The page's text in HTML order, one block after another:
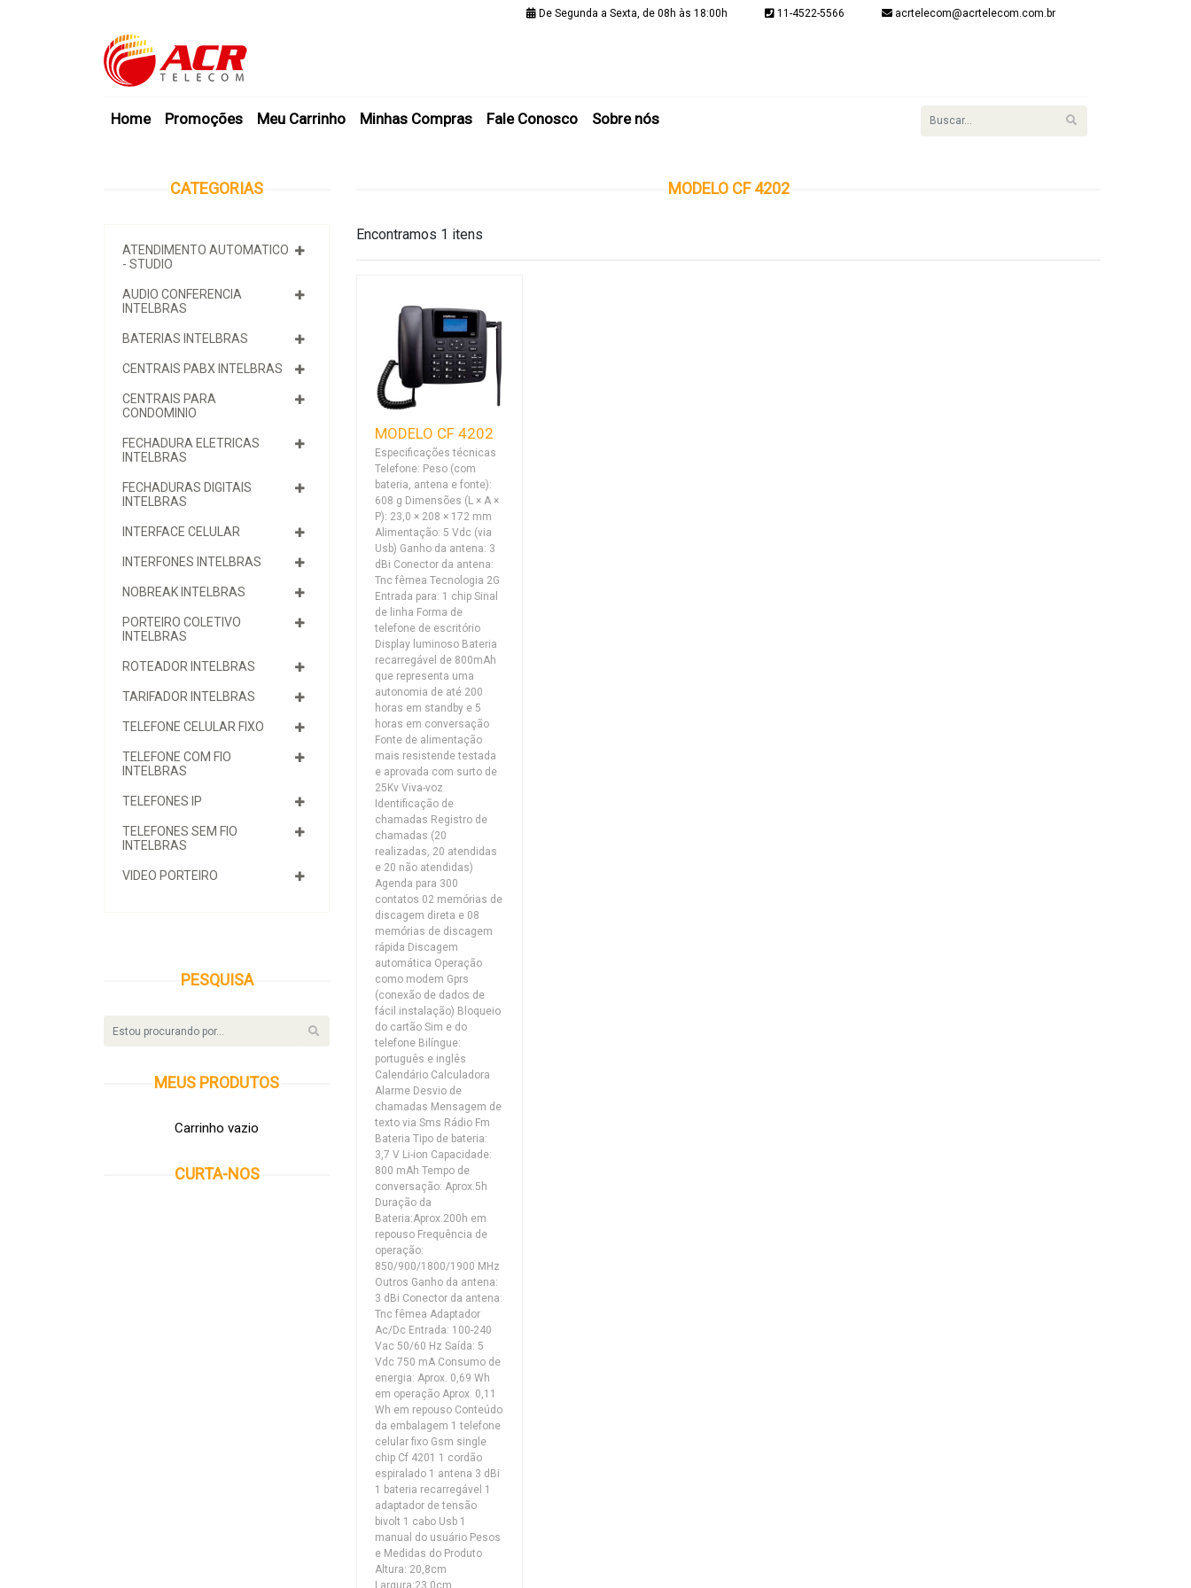
De Segunda a Sexta, de 08h às 18:00h 11-4522-5566 acrtelecom@acrtelecom.com.br
Home Promoções Meu Carrinho Minhas Compras Fale Conosco Sobre nós
CATEGORIAS
ATENDIMENTO AUTOMATICO
- STUDIO
AUDIO CONFERENCIA
INTELBRAS
BATERIAS INTELBRAS
CENTRAIS PABX INTELBRAS
CENTRAIS PARA
CONDOMINIO
FECHADURA ELETRICAS
INTELBRAS
FECHADURAS DIGITAIS
INTELBRAS
INTERFACE CELULAR
INTERFONES INTELBRAS
NOBREAK INTELBRAS
PORTEIRO COLETIVO
INTELBRAS
ROTEADOR INTELBRAS
TARIFADOR INTELBRAS
TELEFONE CELULAR FIXO
TELEFONE COM FIO
INTELBRAS
TELEFONES IP
TELEFONES SEM FIO
INTELBRAS
VIDEO PORTEIRO
PESQUISA
MEUS PRODUTOS
Carrinho vazio
CURTA-NOS
MODELO CF 4202
Encontramos 1 itens
MODELO CF 4202
Especificações técnicas
Telefone: Peso (com
bateria, antena e fonte):
608 g Dimensões (L × A ×
P): 23,0 × 208 × 172 mm
Alimentação: 5 Vdc (via
Usb) Ganho da antena: 3
dBi Conector da antena:
Tnc fêmea Tecnologia 2G
Entrada para: 1 chip Sinal
de linha Forma de
telefone de escritório
Display luminoso Bateria
recarregável de 800mAh
que representa uma
autonomia de até 200
horas em standby e 5
horas em conversação
Fonte de alimentação
mais resistende testada
e aprovada com surto de
25Kv Viva-voz
Identificação de
chamadas Registro de
chamadas (20
realizadas, 20 atendidas
e 20 não atendidas)
Agenda para 300
contatos 02 memórias de
discagem direta e 08
memórias de discagem
rápida Discagem
automática Operação
como modem Gprs
(conexão de dados de
fácil instalação) Bloqueio
do cartão Sim e do
telefone Bilíngue:
português e inglês
Calendário Calculadora
Alarme Desvio de
chamadas Mensagem de
texto via Sms Rádio Fm
Bateria Tipo de bateria:
3,7 V Li-ion Capacidade:
800 mAh Tempo de
conversação: Aprox.5h
Duração da
Bateria:Aprox.200h em
repouso Frequência de
operação:
850/900/1800/1900 MHz
Outros Ganho da antena:
3 dBi Conector da antena:
Tnc fêmea Adaptador
Ac/Dc Entrada: 100-240
Vac 50/60 Hz Saída: 5
Vdc 750 mA Consumo de
energia: Aprox. 0,69 Wh
em operação Aprox. 0,11
Wh em repouso Conteúdo
da embalagem 1 telefone
celular fixo Gsm single
chip Cf 4201 1 cordão
espiralado 1 antena 3 dBi
1 bateria recarregável 1
adaptador de tensão
bivolt 1 cabo Usb 1
manual do usuário Pesos
e Medidas do Produto
Altura: 20,8cm
Largura:23,0cm